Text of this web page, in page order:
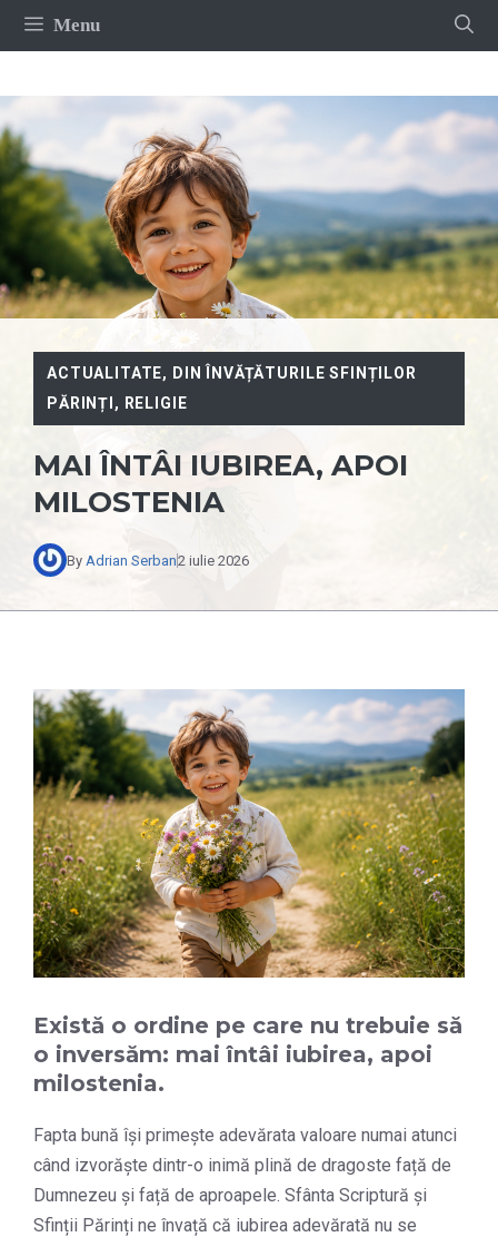
Sari
Menu
ACTUALITATE, DIN ÎNVĂȚĂTURILE SFINȚILOR
PĂRINȚI , RELIGIE
MAI ÎNTÂI IUBIREA, APOI
MILOSTENIA
By Adrian Serban2 iulie 2026
Există o ordine pe care nu trebuie să
o inversăm: mai întâi iubirea, apoi
milostenia.
Fapta bună își primește adevărata valoare numai atunci
când izvorăște dintr-o inimă plină de dragoste față de
Dumnezeu și față de aproapele. Sfânta Scriptură și
Sfinții Părinți ne învață că iubirea adevărată nu se